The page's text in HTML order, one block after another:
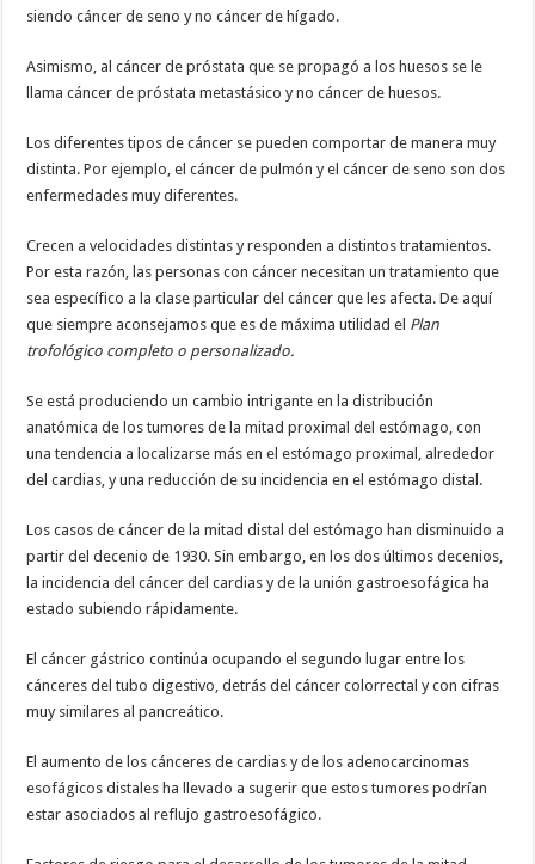
siendo cáncer de seno y no cáncer de hígado.
Asimismo, al cáncer de próstata que se propagó a los huesos se le
llama cáncer de próstata metastásico y no cáncer de huesos.
Los diferentes tipos de cáncer se pueden comportar de manera muy
distinta. Por ejemplo, el cáncer de pulmón y el cáncer de seno son dos
enfermedades muy diferentes.
Crecen a velocidades distintas y responden a distintos tratamientos.
Por esta razón, las personas con cáncer necesitan un tratamiento que
sea específico a la clase particular del cáncer que les afecta. De aquí
que siempre aconsejamos que es de máxima utilidad el Plan
trofológico completo o personalizado.
Se está produciendo un cambio intrigante en la distribución
anatómica de los tumores de la mitad proximal del estómago, con
una tendencia a localizarse más en el estómago proximal, alrededor
del cardias, y una reducción de su incidencia en el estómago distal.
Los casos de cáncer de la mitad distal del estómago han disminuido a
partir del decenio de 1930. Sin embargo, en los dos últimos decenios,
la incidencia del cáncer del cardias y de la unión gastroesofágica ha
estado subiendo rápidamente.
El cáncer gástrico continúa ocupando el segundo lugar entre los
cánceres del tubo digestivo, detrás del cáncer colorrectal y con cifras
muy similares al pancreático.
El aumento de los cánceres de cardias y de los adenocarcinomas
esofágicos distales ha llevado a sugerir que estos tumores podrían
estar asociados al reflujo gastroesofágico.